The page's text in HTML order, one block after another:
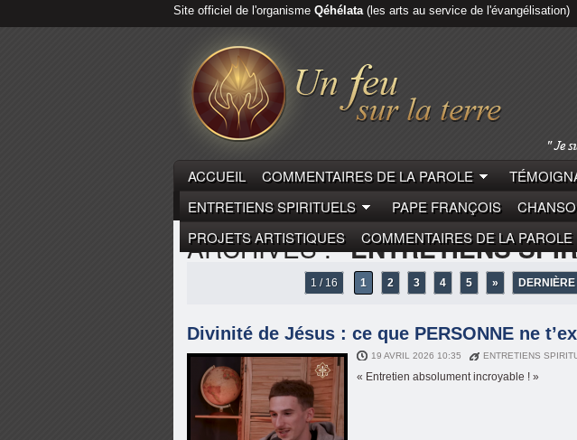
Site officiel de l'organisme Qéhélata(les arts au service de l'évangélisation)
ACCUEIL COMMENTAIRES DE LA PAROLE
ENTRETIENS SPIRITUELS
PAPE FRANÇOIS
PROJETS ARTISTIQUES
COMMENTAIRES DE LA PAROLE
ARCHIVES :"ENTRETIENS
1 / 16 1 2 3 4 5 »
Divinité de Jésus : ce que PERSONNE ne
19 AVRIL 2026 10:35 ENTRETIENS
« Entretien absolument incroyable ! »